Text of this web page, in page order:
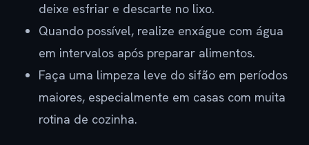
deixe esfriar e descarte no lixo.
Quando possível, realize enxágue com água
em intervalos após preparar alimentos.
Faça uma limpeza leve do sifão em períodos
maiores, especialmente em casas com muita
rotina de cozinha.